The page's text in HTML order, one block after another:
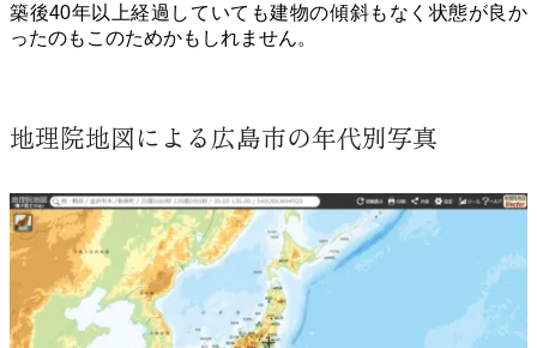
築後40年以上経過していても建物の傾斜もなく状態が良か
ったのもこのためかもしれません。
地理院地図による広島市の年代別写真